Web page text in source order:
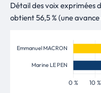
Détail des voix exprimées
obtient 56,5 % (une